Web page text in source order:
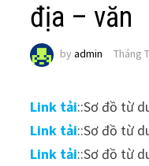
địa – văn
byadmin Tháng
Link tải::Sơ đồ từ
Link tải::Sơ đồ từ
Link tải::Sơ đồ từ